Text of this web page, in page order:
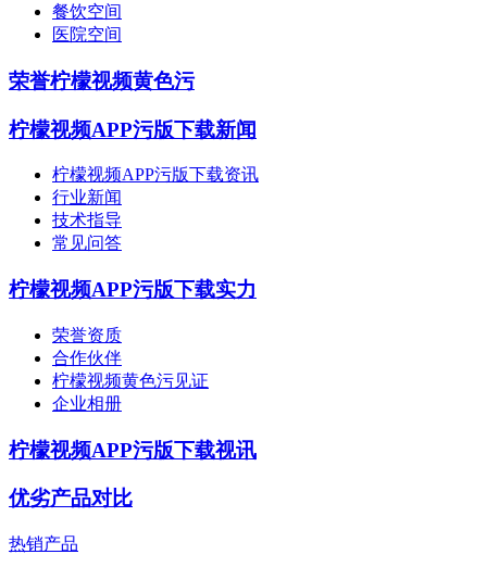
餐饮空间
医院空间
荣誉柠檬视频黄色污
柠檬视频APP污版下载新闻
柠檬视频APP污版下载资讯
行业新闻
技术指导
常见问答
柠檬视频APP污版下载实力
荣誉资质
合作伙伴
柠檬视频黄色污见证
企业相册
柠檬视频APP污版下载视讯
优劣产品对比
热销产品